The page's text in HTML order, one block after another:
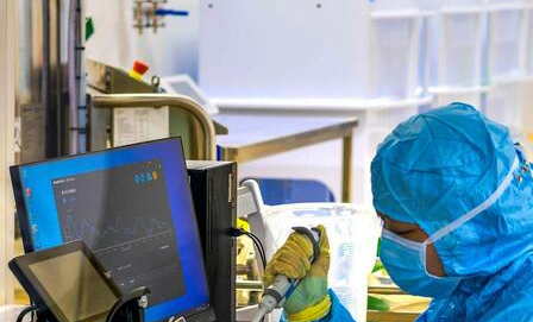
எழுதியவர் Sindhuja SM 10:17 am
செய்தி முன்னோட்டம்
கொரோனாவைரஸ்-ஓமிக்ரானின் XBB
இது ஜூன் மாத இறுதிக்குள் உச்சத்தை
அதன் பரவல் காரணமாக, ஜூன்
வழக்குகள் பதிவாகலாம் என்று
ஆனால், இந்த ஓமிக்ரான் மாறுபாடு
தேவையில்லை என்றும்
XBB துணை மாறுபாட்டால் சீனாவில்